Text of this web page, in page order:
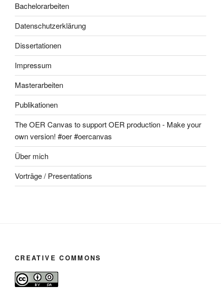
Bachelorarbeiten
Datenschutzerklärung
Dissertationen
Impressum
Masterarbeiten
Publikationen
The OER Canvas to support OER production - Make your
own version! #oer #oercanvas
Über mich
Vorträge / Presentations
CREATIVE COMMONS